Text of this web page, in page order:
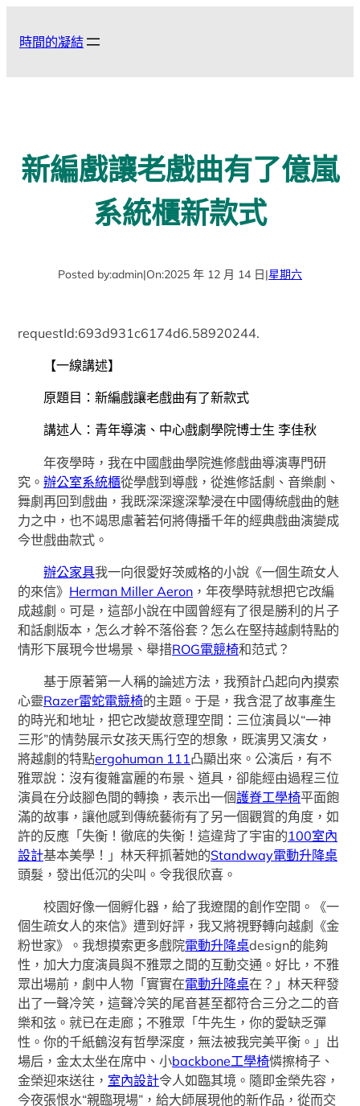
時間的凝結
新編戲讓老戲曲有了億嵐
系統櫃新款式
Posted by:admin|On:2025 年 12 月 14 日|星期六
requestId:693d931c6174d6.58920244.
【一線講述】
原題目：新編戲讓老戲曲有了新款式
講述人：青年導演、中心戲劇學院博士生 李佳秋
年夜學時，我在中國戲曲學院進修戲曲導演專門研
究。辦公室系統櫃從學戲到導戲，從進修話劇、音樂劇、
舞劇再回到戲曲，我既深深邃深摯浸在中國傳統戲曲的魅
力之中，也不竭思慮著若何將傳播千年的經典戲曲演變成
今世戲曲款式。
辦公家具我一向很愛好茨威格的小說《一個生疏女人
的來信》 Herman Miller Aeron ，年夜學時就想把它改編
成越劇。可是，這部小說在中國曾經有了很是勝利的片子
和話劇版本，怎么才幹不落俗套？怎么在堅持越劇特點的
情形下展現今世場景、舉措ROG電競椅和范式？
基于原著第一人稱的論述方法，我預計凸起向內摸索
心靈Razer雷蛇電競椅的主題。于是，我含混了故事產生
的時光和地址，把它改變故意理空間：三位演員以“一神
三形”的情勢展示女孩天馬行空的想象，既演男又演女，
將越劇的特點ergohuman 111凸顯出來。公演后，有不
雅眾說：沒有復雜富麗的布景、道具，卻能經由過程三位
演員在分歧腳色間的轉換，表示出一個護脊工學椅平面飽
滿的故事，讓他感到傳統藝術有了另一個觀賞的角度，如
許的反應「失衡！徹底的失衡！這違背了宇宙的100室內
設計基本美學！」林天秤抓著她的Standway電動升降桌
頭髮，發出低沉的尖叫。令我很欣喜。
校園好像一個孵化器，給了我遼闊的創作空間。《一
個生疏女人的來信》遭到好評，我又將視野轉向越劇《金
粉世家》。我想摸索更多戲院電動升降桌design的能夠
性，加大力度演員與不雅眾之間的互動交通。好比，不雅
眾出場前，劇中人物「實實在電動升降桌在？」林天秤發
出了一聲冷笑，這聲冷笑的尾音甚至都符合三分之二的音
樂和弦。就已在走廊；不雅眾「牛先生，你的愛缺乏彈
性。你的千紙鶴沒有哲學深度，無法被我完美平衡。」出
場后，金太太坐在席中、小backbone工學椅憐擦椅子、
金榮迎來送往， 室內設計令人如臨其境。隨即金榮先容，
今夜張恨水“親臨現場”，給大師展現他的新作品，從而交